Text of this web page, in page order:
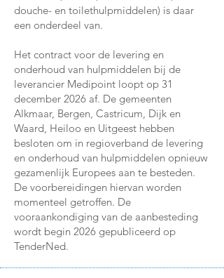
douche- en toilethulpmiddelen) is daar
een onderdeel van.
Het contract voor de levering en
onderhoud van hulpmiddelen bij de
leverancier Medipoint loopt op 31
december 2026 af. De gemeenten
Alkmaar, Bergen, Castricum, Dijk en
Waard, Heiloo en Uitgeest hebben
besloten om in regioverband de levering
en onderhoud van hulpmiddelen opnieuw
gezamenlijk Europees aan te besteden.
De voorbereidingen hiervan worden
momenteel getroffen. De
vooraankondiging van de aanbesteding
wordt begin 2026 gepubliceerd op
TenderNed.